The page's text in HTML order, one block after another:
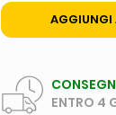
AGGIUNGI
ENTRO 4